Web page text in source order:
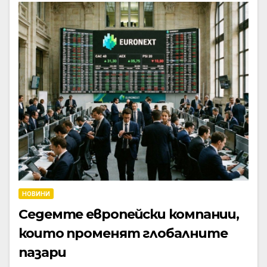
НОВИНИ
Седемте европейски компании,
които променят глобалните
пазари